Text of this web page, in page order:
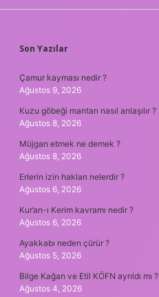
SIDEBAR
Son Yazılar
Çamur kayması nedir ?
Ağustos 9, 2026
Kuzu göbeği mantarı nasıl anlaşılır ?
Ağustos 8, 2026
Müjgan etmek ne demek ?
Ağustos 8, 2026
Erlerin izin hakları nelerdir ?
Ağustos 6, 2026
Kur’an-ı Kerim kavramı nedir ?
Ağustos 6, 2026
Ayakkabı neden çürür ?
Ağustos 5, 2026
Bilge Kağan ve Etil KÖFN ayrıldı mı ?
Ağustos 4, 2026